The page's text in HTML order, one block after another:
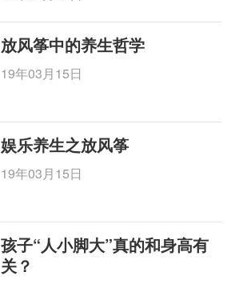
放风筝中的养生哲学
19年03月15日
娱乐养生之放风筝
19年03月15日
孩子“人小脚大”真的和身高有
关？